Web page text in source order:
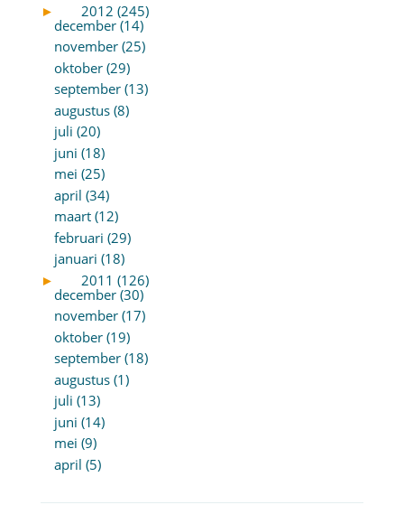
►
2012 (245)
december (14)
november (25)
oktober (29)
september (13)
augustus (8)
juli (20)
juni (18)
mei (25)
april (34)
maart (12)
februari (29)
januari (18)
►
2011 (126)
december (30)
november (17)
oktober (19)
september (18)
augustus (1)
juli (13)
juni (14)
mei (9)
april (5)